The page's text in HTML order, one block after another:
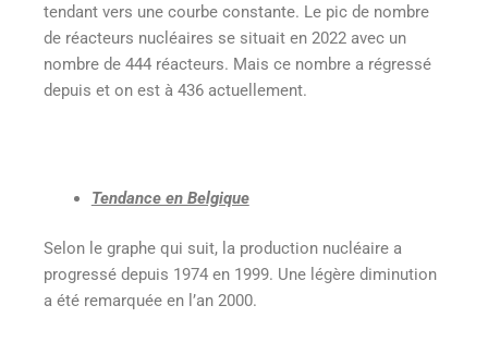
tendant vers une courbe constante. Le pic de nombre
de réacteurs nucléaires se situait en 2022 avec un
nombre de 444 réacteurs. Mais ce nombre a régressé
depuis et on est à 436 actuellement.
Tendance en Belgique
Selon le graphe qui suit, la production nucléaire a
progressé depuis 1974 en 1999. Une légère diminution
a été remarquée en l’an 2000.